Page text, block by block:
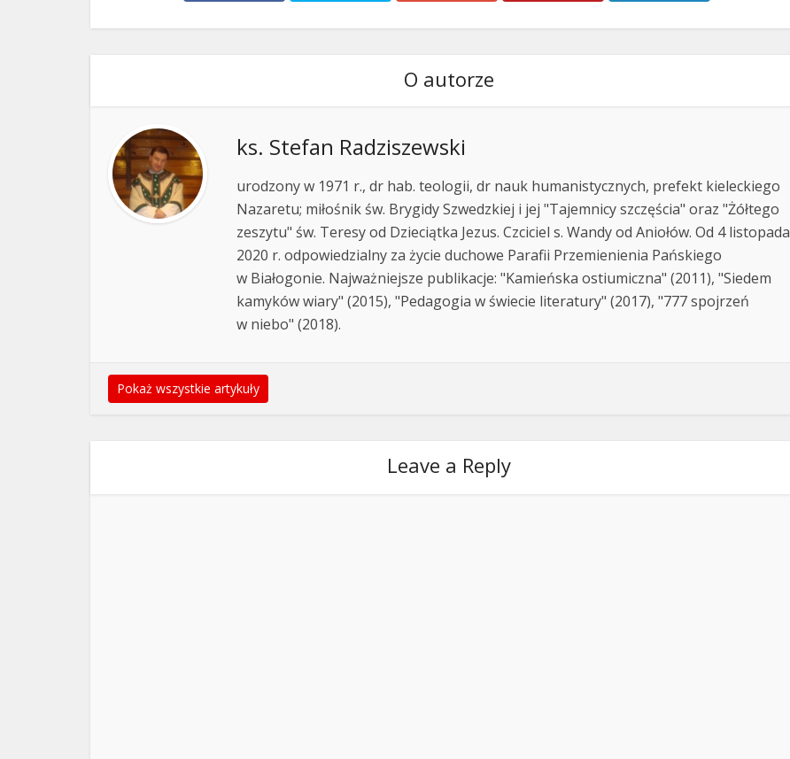
O autorze
ks. Stefan Radziszewski
urodzony w 1971 r., dr hab. teologii, dr nauk humanistycznych, prefekt kieleckiego
Nazaretu; miłośnik św. Brygidy Szwedzkiej i jej "Tajemnicy szczęścia" oraz "Żółtego
zeszytu" św. Teresy od Dzieciątka Jezus. Czciciel s. Wandy od Aniołów. Od 4 listopada
2020 r. odpowiedzialny za życie duchowe Parafii Przemienienia Pańskiego
w Białogonie. Najważniejsze publikacje: "Kamieńska ostiumiczna" (2011), "Siedem
kamyków wiary" (2015), "Pedagogia w świecie literatury" (2017), "777 spojrzeń
w niebo" (2018).
Pokaż wszystkie artykuły
Leave a Reply